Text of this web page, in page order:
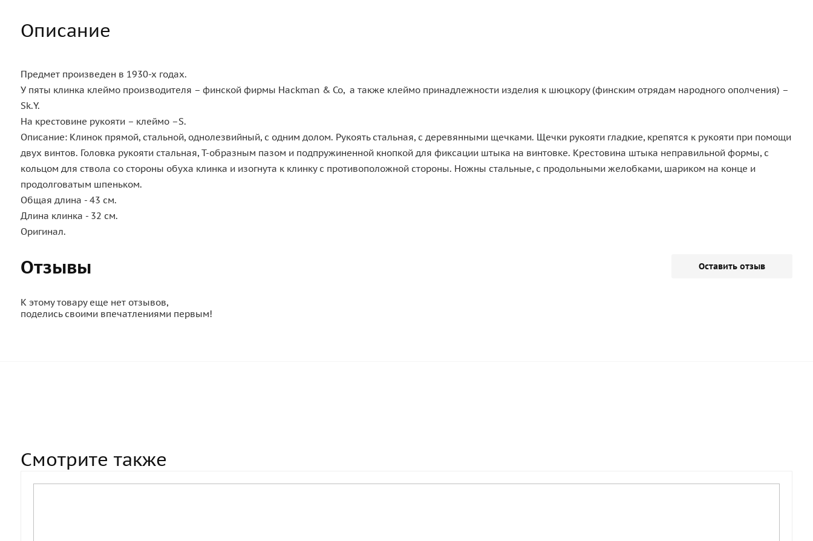
Описание
Предмет произведен в 1930-х годах.
У пяты клинка клеймо производителя – финской фирмы Hackman & Co, а также клеймо принадлежности изделия к шюцкору (финским отрядам народного ополчения) –
Sk.Y.
На крестовине рукояти – клеймо –S.
Описание: Клинок прямой, стальной, однолезвийный, с одним долом. Рукоять стальная, с деревянными щечками. Щечки рукояти гладкие, крепятся к рукояти при помощи
двух винтов. Головка рукояти стальная, Т-образным пазом и подпружиненной кнопкой для фиксации штыка на винтовке. Крестовина штыка неправильной формы, с
кольцом для ствола со стороны обуха клинка и изогнута к клинку с противоположной стороны. Ножны стальные, с продольными желобками, шариком на конце и
продолговатым шпеньком.
Общая длина - 43 см.
Длина клинка - 32 см.
Оригинал.
Отзывы Оставить отзыв
К этому товару еще нет отзывов,
поделись своими впечатлениями первым!
Смотрите также